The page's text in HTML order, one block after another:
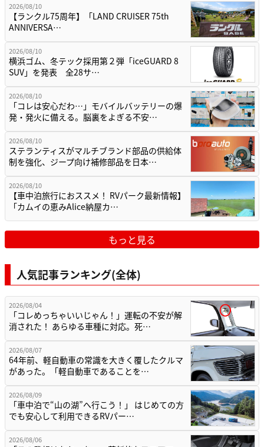
2026/08/10
【ランクル75周年】「LAND CRUISER 75th
ANNIVERSA…
2026/08/10
横浜ゴム、冬テック採用第２弾「iceGUARD 8
SUV」を発表 全28サ…
2026/08/10
「コレは安心だわ…」モバイルバッテリーの爆
発・発火に備える。脳裏をよぎる不安…
2026/08/10
ステランティスがマルチブランド部品の供給体
制を強化、ジープ向け補修部品を日本…
2026/08/10
【車中泊旅行におススメ！ RVパーク最新情報】
「カムイの恵みAlice納屋カ…
もっと見る
人気記事ランキング(全体)
2026/08/04
「コレめっちゃいいじゃん！」運転の不安が解
消された！ あらゆる車種に対応。死…
2026/08/07
64年前、軽自動車の常識を大きく覆したクルマ
があった。「軽自動車であることを…
2026/08/09
「車中泊で“山の湖”へ行こう！」 はじめての方
でも安心して利用できるRVパー…
2026/08/06